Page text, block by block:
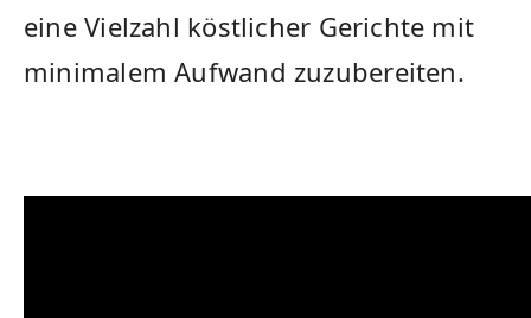
eine Vielzahl köstlicher Gerichte‌ mit‌
minimalem Aufwand zuzubereiten.